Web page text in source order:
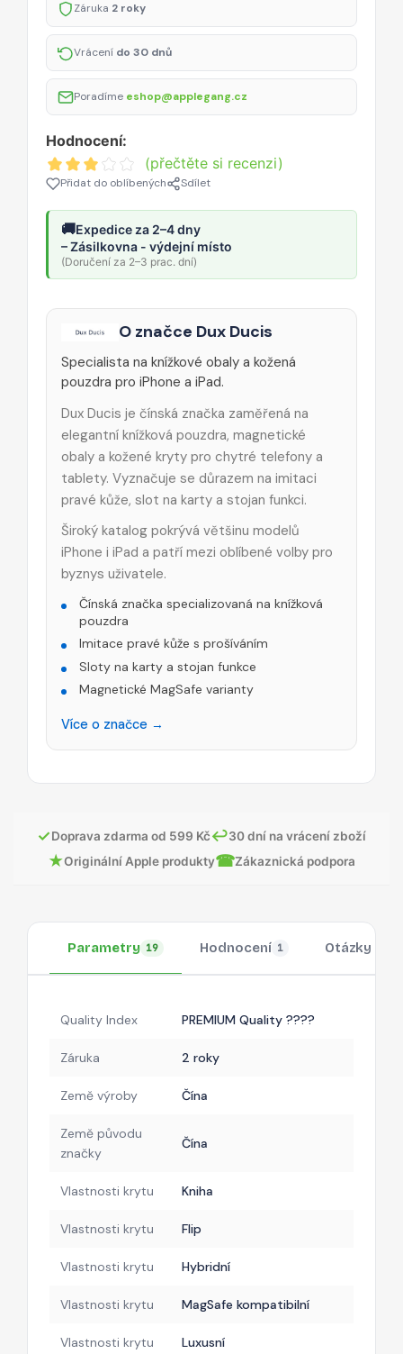
Záruka 2 roky
Vrácení do 30 dnů
Poradíme eshop@applegang.cz
Hodnocení:
(přečtěte si recenzi)
Přidat do oblíbených Sdílet
🚚Expedice za 2–4 dny
– Zásilkovna - výdejní místo
(Doručení za 2–3 prac. dní)
O značce Dux Ducis
Specialista na knížkové obaly a kožená
pouzdra pro iPhone a iPad.
Dux Ducis je čínská značka zaměřená na
elegantní knížková pouzdra, magnetické
obaly a kožené kryty pro chytré telefony a
tablety. Vyznačuje se důrazem na imitaci
pravé kůže, slot na karty a stojan funkci.
Široký katalog pokrývá většinu modelů
iPhone i iPad a patří mezi oblíbené volby pro
byznys uživatele.
Čínská značka specializovaná na knížková
pouzdra
Imitace pravé kůže s prošíváním
Sloty na karty a stojan funkce
Magnetické MagSafe varianty
Více o značce →
✓Doprava zdarma od 599 Kč↩30 dní na vrácení zboží
★Originální Apple produkty☎Zákaznická podpora
Parametry 19 Hodnocení 1 Otázky
Quality Index PREMIUM Quality ????
Záruka 2 roky
Země výroby Čína
Země původu
značky
Čína
Vlastnosti krytu Kniha
Vlastnosti krytu Flip
Vlastnosti krytu Hybridní
Vlastnosti krytu MagSafe kompatibilní
Vlastnosti krytu Luxusní